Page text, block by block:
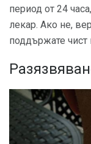
период от 24
лекар. Ако не,
поддържате чист